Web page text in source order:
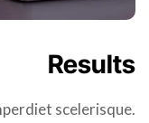
Results
scelerisque.